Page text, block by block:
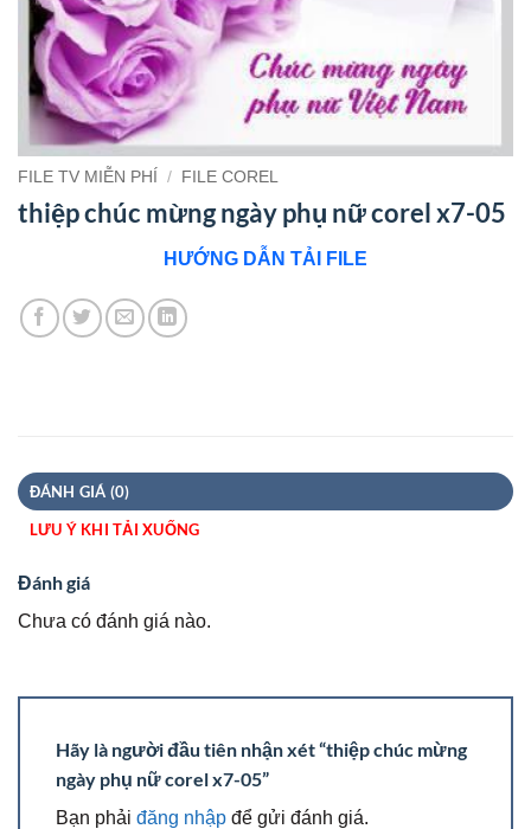
FILE TV MIỄN PHÍ / FILE COREL
thiệp chúc mừng ngày phụ nữ corel x7-05
HƯỚNG DẪN TẢI FILE
ĐÁNH GIÁ (0)
LƯU Ý KHI TẢI XUỐNG
Đánh giá
Chưa có đánh giá nào.
Hãy là người đầu tiên nhận xét “thiệp chúc mừng
ngày phụ nữ corel x7-05”
Bạn phải đăng nhập để gửi đánh giá.